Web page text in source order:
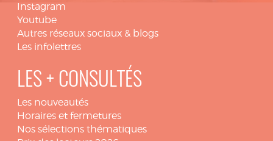
Instagram
Youtube
Autres réseaux sociaux & blogs
Les infolettres
LES + CONSULTÉS
Les nouveautés
Horaires et fermetures
Nos sélections thématiques